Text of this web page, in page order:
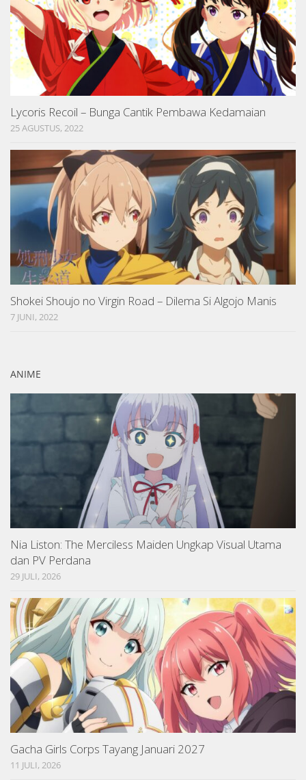
Lycoris Recoil – Bunga Cantik Pembawa Kedamaian
25 AGUSTUS, 2022
Shokei Shoujo no Virgin Road – Dilema Si Algojo Manis
7 JUNI, 2022
ANIME
Nia Liston: The Merciless Maiden Ungkap Visual Utama
dan PV Perdana
29 JULI, 2026
Gacha Girls Corps Tayang Januari 2027
11 JULI, 2026